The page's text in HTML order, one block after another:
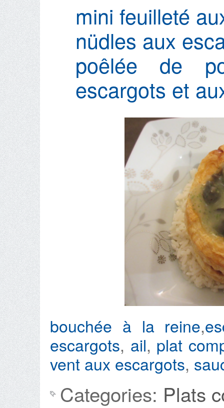
mini feuilleté
nüdles aux
poêlée de
escargots et
bouchée à la reine,
escargots, ail, plat
vent aux escargots,
Categories: Plats